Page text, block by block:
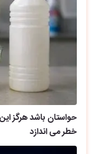
خطر می اندازد